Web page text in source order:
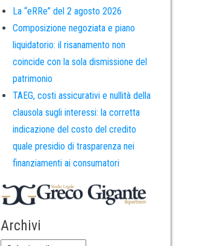
La “eRRe” del 2 agosto 2026
Composizione negoziata e piano
liquidatorio: il risanamento non
coincide con la sola dismissione del
patrimonio
TAEG, costi assicurativi e nullità della
clausola sugli interessi: la corretta
indicazione del costo del credito
quale presidio di trasparenza nei
finanziamenti ai consumatori
Archivi